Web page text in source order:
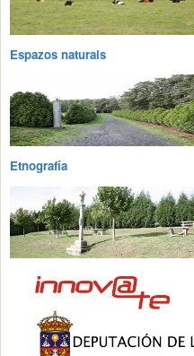
Espazos naturais
Etnografía